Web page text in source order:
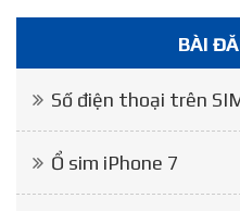
BÀI
Số điện thoại trên
Ổ sim iPhone 7